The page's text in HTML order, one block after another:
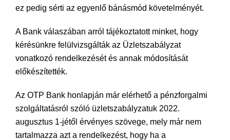
ez pedig sérti az egyenlő bánásmód követelményét.
A Bank válaszában arról tájékoztatott minket, hogy
kérésünkre felülvizsgálták az Üzletszabályzat
vonatkozó rendelkezését és annak módosítását
előkészítették.
Az OTP Bank honlapján már elérhető a pénzforgalmi
szolgáltatásról szóló üzletszabályzatuk 2022.
augusztus 1-jétől érvényes szövege, mely már nem
tartalmazza azt a rendelkezést, hogy ha a